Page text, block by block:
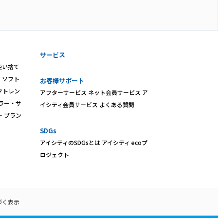
い捨て
ソフト
トレン
ー・サ
ブラン
サービス
お客様サポート
アフターサービス ネット会員サービス ア
イシティ会員サービス よくある質問
SDGs
アイシティのSDGsとは アイシティ ecoプ
ロジェクト
く表示